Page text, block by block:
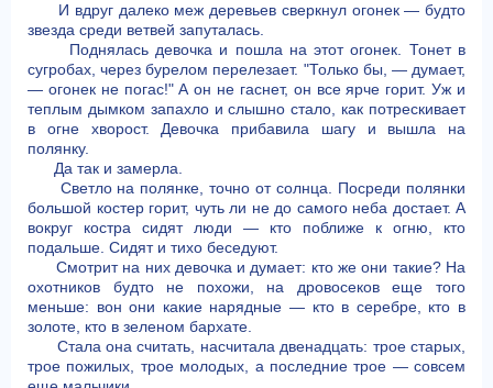
И вдруг далеко меж деревьев сверкнул огонек — будто
звезда среди ветвей запуталась.
Поднялась девочка и пошла на этот огонек. Тонет в
сугробах, через бурелом перелезает. "Только бы, — думает,
— огонек не погас!" А он не гаснет, он все ярче горит. Уж и
теплым дымком запахло и слышно стало, как потрескивает
в огне хворост. Девочка прибавила шагу и вышла на
полянку.
Да так и замерла.
Светло на полянке, точно от солнца. Посреди полянки
большой костер горит, чуть ли не до самого неба достает. А
вокруг костра сидят люди — кто поближе к огню, кто
подальше. Сидят и тихо беседуют.
Смотрит на них девочка и думает: кто же они такие? На
охотников будто не похожи, на дровосеков еще того
меньше: вон они какие нарядные — кто в серебре, кто в
золоте, кто в зеленом бархате.
Стала она считать, насчитала двенадцать: трое старых,
трое пожилых, трое молодых, а последние трое — совсем